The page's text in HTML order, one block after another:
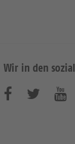
Wir in den
B
B
B